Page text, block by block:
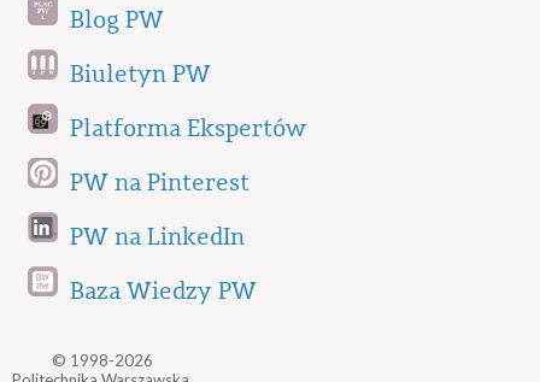
Blog PW
Biuletyn PW
Platforma Ekspertów
PW na Pinterest
PW na LinkedIn
Baza Wiedzy PW
© 1998-2026